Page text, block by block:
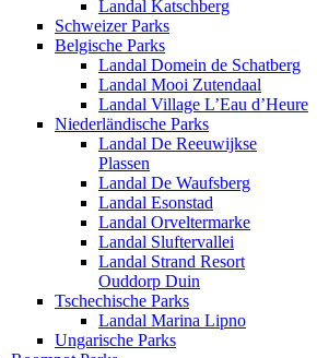
Landal Katschberg
Schweizer Parks
Belgische Parks
Landal Domein de Schatberg
Landal Mooi Zutendaal
Landal Village L’Eau d’Heure
Niederländische Parks
Landal De Reeuwijkse
Plassen
Landal De Waufsberg
Landal Esonstad
Landal Orveltermarke
Landal Sluftervallei
Landal Strand Resort
Ouddorp Duin
Tschechische Parks
Landal Marina Lipno
Ungarische Parks